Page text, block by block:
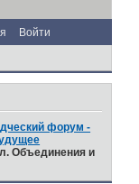
Войти
форум -
Объединения и